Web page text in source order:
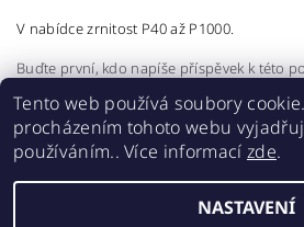
V nabídce zrnitost P40 až P1000.
Buďte první, kdo napíše příspěvek k této
Přidat komentář
Tento web používá soubory
procházením tohoto webu
používáním.. Více informací zde.
NASTAVENÍ